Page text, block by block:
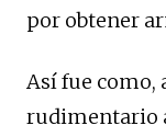
por obtener
Así fue como,
rudimentario